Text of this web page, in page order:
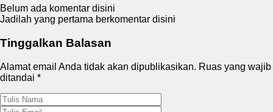
Belum ada komentar disini
Jadilah yang pertama berkomentar disini
Tinggalkan Balasan
Alamat email Anda tidak akan dipublikasikan. Ruas yang wajib
ditandai *